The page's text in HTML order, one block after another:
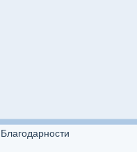
Благодарности